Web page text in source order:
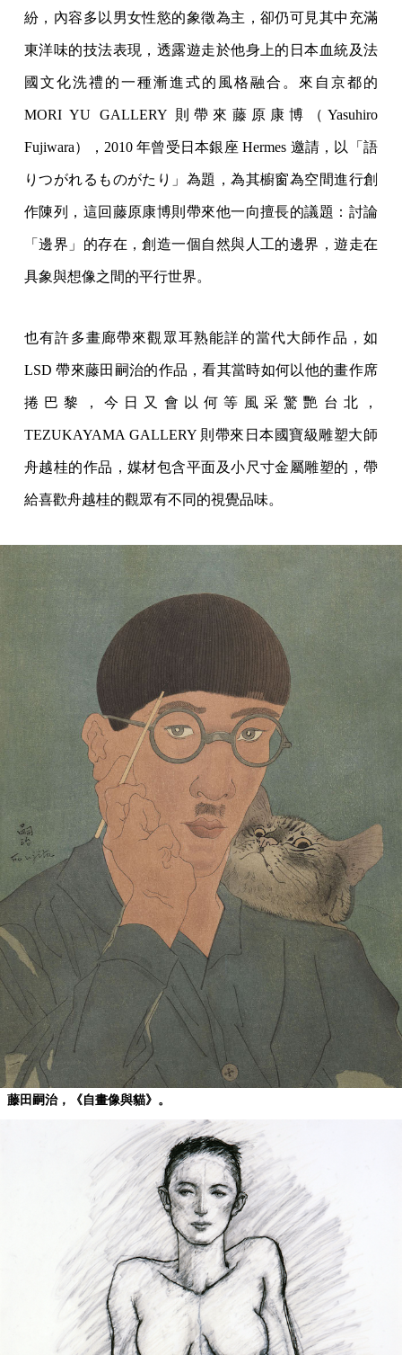
紛，內容多以男女性慾的象徵為主，卻仍可見其中充滿
東洋味的技法表現，透露遊走於他身上的日本血統及法
國文化洗禮的一種漸進式的風格融合。來自京都的
MORI YU GALLERY 則帶來藤原康博（Yasuhiro
Fujiwara），2010 年曾受日本銀座 Hermes 邀請，以「語
りつがれるものがたり」為題，為其櫥窗為空間進行創
作陳列，這回藤原康博則帶來他一向擅長的議題：討論
「邊界」的存在，創造一個自然與人工的邊界，遊走在
具象與想像之間的平行世界。
也有許多畫廊帶來觀眾耳熟能詳的當代大師作品，如
LSD 帶來藤田嗣治的作品，看其當時如何以他的畫作席
捲巴黎，今日又會以何等風采驚艷台北，
TEZUKAYAMA GALLERY 則帶來日本國寶級雕塑大師
舟越桂的作品，媒材包含平面及小尺寸金屬雕塑的，帶
給喜歡舟越桂的觀眾有不同的視覺品味。
藤田嗣治，《自畫像與貓》。